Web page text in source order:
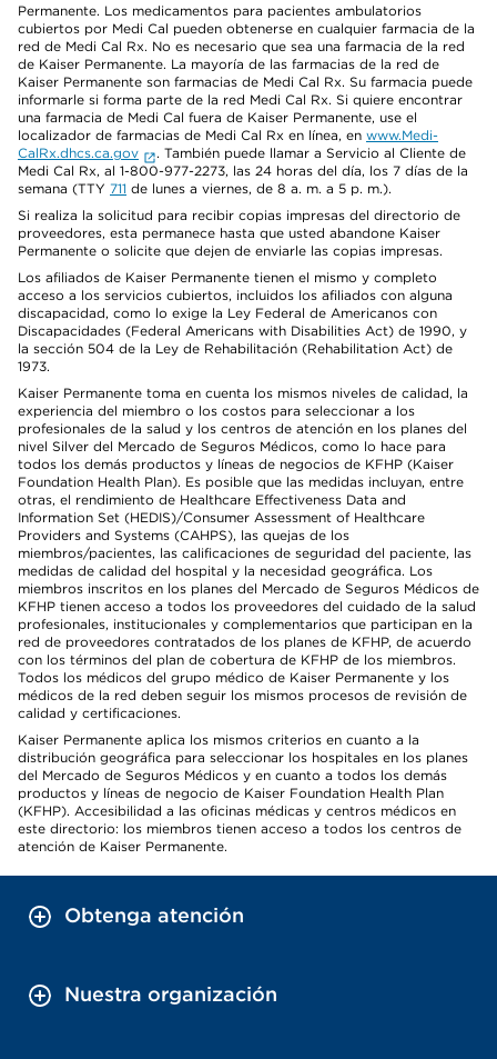
Permanente. Los medicamentos para pacientes ambulatorios
cubiertos por Medi Cal pueden obtenerse en cualquier farmacia de la
red de Medi Cal Rx. No es necesario que sea una farmacia de la red
de Kaiser Permanente. La mayoría de las farmacias de la red de
Kaiser Permanente son farmacias de Medi Cal Rx. Su farmacia puede
informarle si forma parte de la red Medi Cal Rx. Si quiere encontrar
una farmacia de Medi Cal fuera de Kaiser Permanente, use el
localizador de farmacias de Medi Cal Rx en línea, en www.Medi-
CalRx.dhcs.ca.gov
. También puede llamar a Servicio al Cliente de
Medi Cal Rx, al 1-800-977-2273, las 24 horas del día, los 7 días de la
semana (TTY 711 de lunes a viernes, de 8 a. m. a 5 p. m.).
Si realiza la solicitud para recibir copias impresas del directorio de
proveedores, esta permanece hasta que usted abandone Kaiser
Permanente o solicite que dejen de enviarle las copias impresas.
Los afiliados de Kaiser Permanente tienen el mismo y completo
acceso a los servicios cubiertos, incluidos los afiliados con alguna
discapacidad, como lo exige la Ley Federal de Americanos con
Discapacidades (Federal Americans with Disabilities Act) de 1990, y
la sección 504 de la Ley de Rehabilitación (Rehabilitation Act) de
1973.
Kaiser Permanente toma en cuenta los mismos niveles de calidad, la
experiencia del miembro o los costos para seleccionar a los
profesionales de la salud y los centros de atención en los planes del
nivel Silver del Mercado de Seguros Médicos, como lo hace para
todos los demás productos y líneas de negocios de KFHP (Kaiser
Foundation Health Plan). Es posible que las medidas incluyan, entre
otras, el rendimiento de Healthcare Effectiveness Data and
Information Set (HEDIS)/Consumer Assessment of Healthcare
Providers and Systems (CAHPS), las quejas de los
miembros/pacientes, las calificaciones de seguridad del paciente, las
medidas de calidad del hospital y la necesidad geográfica. Los
miembros inscritos en los planes del Mercado de Seguros Médicos de
KFHP tienen acceso a todos los proveedores del cuidado de la salud
profesionales, institucionales y complementarios que participan en la
red de proveedores contratados de los planes de KFHP, de acuerdo
con los términos del plan de cobertura de KFHP de los miembros.
Todos los médicos del grupo médico de Kaiser Permanente y los
médicos de la red deben seguir los mismos procesos de revisión de
calidad y certificaciones.
Kaiser Permanente aplica los mismos criterios en cuanto a la
distribución geográfica para seleccionar los hospitales en los planes
del Mercado de Seguros Médicos y en cuanto a todos los demás
productos y líneas de negocio de Kaiser Foundation Health Plan
(KFHP). Accesibilidad a las oficinas médicas y centros médicos en
este directorio: los miembros tienen acceso a todos los centros de
atención de Kaiser Permanente.
Obtenga atención
Nuestra organización